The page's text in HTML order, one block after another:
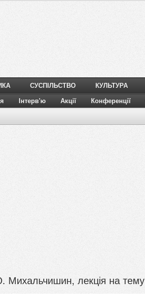
СУСПІЛЬСТВО КУЛЬТУРА
Інтерв'ю Акції Конференції
Михальчишин, лекція на